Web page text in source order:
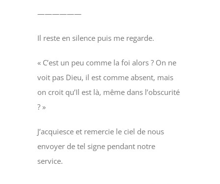
——————
Il reste en silence puis me regarde.
« C’est un peu comme la foi alors ? On ne
voit pas Dieu, il est comme absent, mais
on croit qu’Il est là, même dans l’obscurité
? »
J’acquiesce et remercie le ciel de nous
envoyer de tel signe pendant notre
service.